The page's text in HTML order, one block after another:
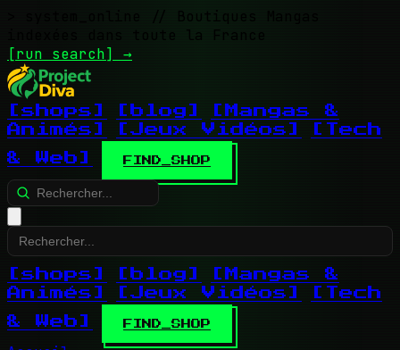
// Boutiques Mangas
indexées dans toute la France
[run search] →
[shops] [blog]
[Mangas &
Animés]
[Jeux Vidéos]
[Tech
& Web]
FIND_SHOP
[shops] [blog]
[Mangas &
Animés]
[Jeux Vidéos]
[Tech
& Web]
FIND_SHOP